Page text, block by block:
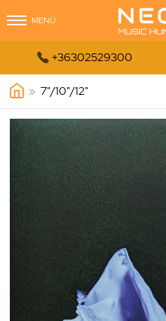
MENÜ
 +36302529300
» 7"/10"/12"